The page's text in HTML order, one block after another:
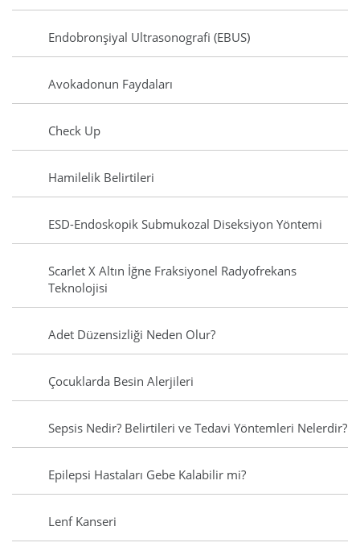
Endobronşiyal Ultrasonografi (EBUS)
Avokadonun Faydaları
Check Up
Hamilelik Belirtileri
ESD-Endoskopik Submukozal Diseksiyon Yöntemi
Scarlet X Altın İğne Fraksiyonel Radyofrekans
Teknolojisi
Adet Düzensizliği Neden Olur?
Çocuklarda Besin Alerjileri
Sepsis Nedir? Belirtileri ve Tedavi Yöntemleri Nelerdir?
Epilepsi Hastaları Gebe Kalabilir mi?
Lenf Kanseri